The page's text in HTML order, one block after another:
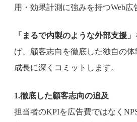
用・効果計測に強みを持つWeb広
「まるで内製のような外部支援」
げ、顧客志向を徹底した独自の
成長に深くコミットします。
1.徹底した顧客志向の追及
担当者のKPIを広告費ではなく